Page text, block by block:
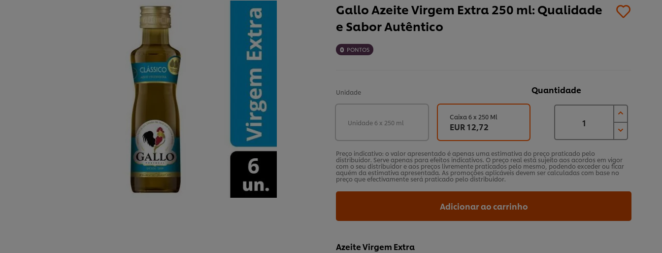
Gallo Azeite Virgem Extra 250 ml: Qualidade
e Sabor Autêntico
0 PONTOS
Unidade Quantidade
Unidade 6 x 250 ml
Caixa 6 x 250 Ml
EUR 12,72
Preço indicativo: o valor apresentado é apenas uma estimativa do preço praticado pelo
distribuidor. Serve apenas para efeitos indicativos. O preço real está sujeito aos acordos em vigor
com o seu distribuidor e aos preços livremente praticados pelo mesmo, podendo exceder ou ficar
aquém da estimativa apresentada. As promoções aplicáveis devem ser calculadas com base no
preço que efectivamente será praticado pelo distribuidor.
Adicionar ao carrinho
Azeite Virgem Extra